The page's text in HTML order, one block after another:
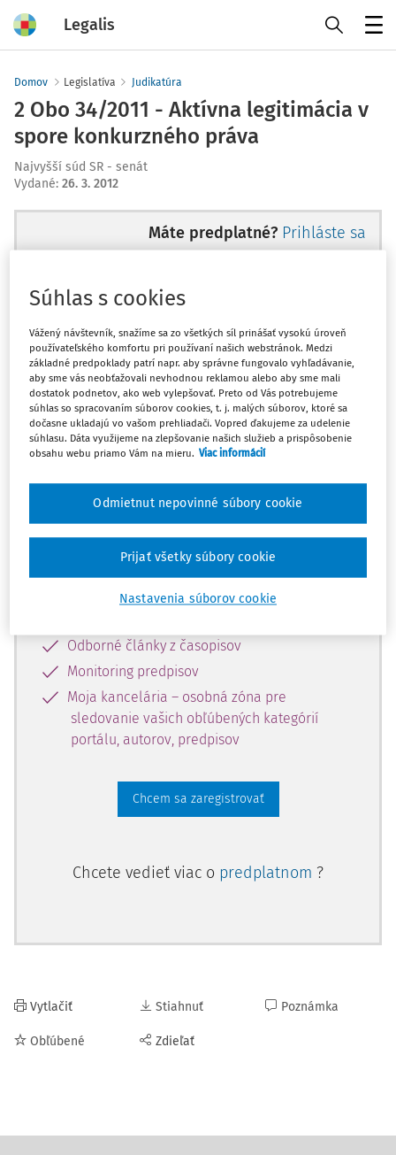
Legalis
Domov Legislatíva Judikatúra
2 Obo 34/2011 - Aktívna legitimácia v
spore konkurzného práva
Najvyšší súd SR - senát
Vydané: 26. 3. 2012
Máte predplatné? Prihláste sa
Ups, zatiaľ ste si prečítali len
začiatok...
Celý odborný obsah z tejto oblasti je
dostupný predplatiteľom portálu.
Odomknite si prístup k odbornému
obsahu a získajte prístup na 10 dní
zdarma, stačí sa len zaregistrovať.
Vďaka registrácii získate prístup aj k
vybranému obsahu:
Odborné články z časopisov
Monitoring predpisov
Moja kancelária – osobná zóna pre
sledovanie vašich obľúbených kategórií
portálu, autorov, predpisov
Chcem sa zaregistrovať
Chcete vedieť viac o predplatnom ?
Vytlačiť
Obľúbené
Stiahnuť
Zdieľať
Poznámka
Súhlas s cookies
Vážený návštevník, snažíme sa zo všetkých síl prinášať vysokú úroveň
používateľského komfortu pri používaní našich webstránok. Medzi
základné predpoklady patrí napr. aby správne fungovalo vyhľadávanie,
aby sme vás neobťažovali nevhodnou reklamou alebo aby sme mali
dostatok podnetov, ako web vylepšovať. Preto od Vás potrebujeme
súhlas so spracovaním súborov cookies, t. j. malých súborov, ktoré sa
dočasne ukladajú vo vašom prehliadači. Vopred ďakujeme za udelenie
súhlasu. Dáta využijeme na zlepšovanie našich služieb a prispôsobenie
obsahu webu priamo Vám na mieru. Viac informácií
Nastavenia súborov cookie
Odmietnut nepovinné súbory cookie
Prijať všetky súbory cookie